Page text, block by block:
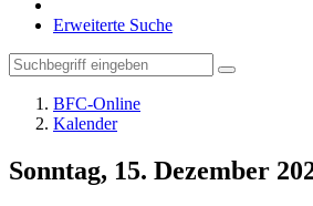
Erweiterte Suche
BFC-Online
Kalender
Sonntag, 15. Dezember